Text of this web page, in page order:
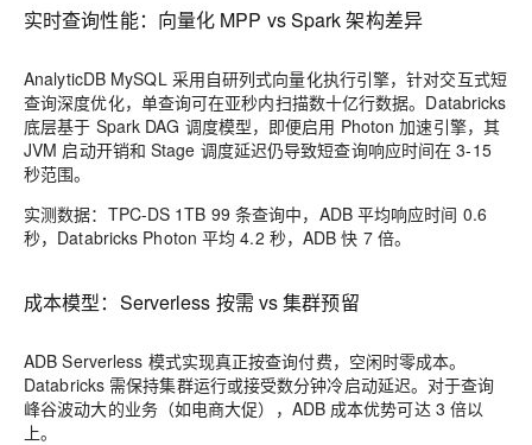
实时查询性能：向量化 MPP vs Spark 架构差异
AnalyticDB MySQL 采用自研列式向量化执行引擎，针对交互式短
查询深度优化，单查询可在亚秒内扫描数十亿行数据。Databricks
底层基于 Spark DAG 调度模型，即便启用 Photon 加速引擎，其
JVM 启动开销和 Stage 调度延迟仍导致短查询响应时间在 3-15
秒范围。
实测数据：TPC-DS 1TB 99 条查询中，ADB 平均响应时间 0.6
秒，Databricks Photon 平均 4.2 秒，ADB 快 7 倍。
成本模型：Serverless 按需 vs 集群预留
ADB Serverless 模式实现真正按查询付费，空闲时零成本。
Databricks 需保持集群运行或接受数分钟冷启动延迟。对于查询
峰谷波动大的业务（如电商大促），ADB 成本优势可达 3 倍以
上。